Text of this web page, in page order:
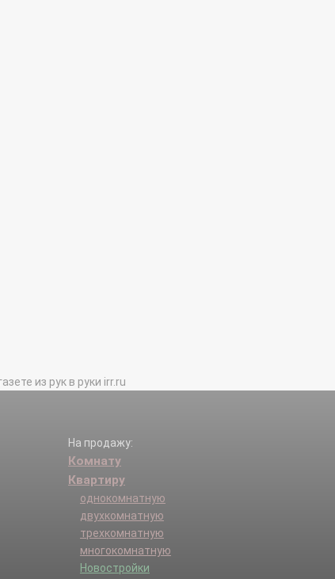
из рук в руки irr.ru
На продажу:
Комнату
Квартиру
однокомнатную
двухкомнатную
трехкомнатную
многокомнатную
Новостройки